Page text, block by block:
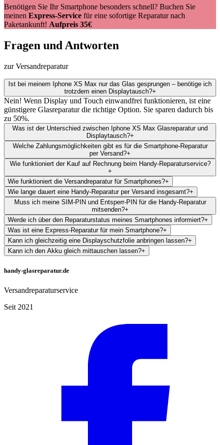
Benötigen Sie Ihr Smartphone besonders schnell? Buchen Sie
meinen Express-Service für eine sofortige Reparatur nach
Paketankunft! Aufpreis 35€
Fragen und Antworten
zur Versandreparatur
Ist bei meinem Iphone XS Max nur das Glas gesprungen – benötige ich
trotzdem einen Displaytausch?+
Nein! Wenn Display und Touch einwandfrei funktionieren, ist eine
günstigere Glasreparatur die richtige Option. Sie sparen dadurch bis
zu 50%.
Was ist der Unterschied zwischen Iphone XS Max Glasreparatur und
Displaytausch?+
Welche Zahlungsmöglichkeiten gibt es für die Smartphone-Reparatur
per Versand?+
Wie funktioniert der Kauf auf Rechnung beim Handy-Reparaturservice?
+
Wie funktioniert die Versandreparatur für Smartphones?+
Wie lange dauert eine Handy-Reparatur per Versand insgesamt?+
Muss ich meine SIM-PIN und Entsperr-PIN für die Handy-Reparatur
mitsenden?+
Werde ich über den Reparaturstatus meines Smartphones informiert?+
Was ist eine Express-Reparatur für mein Smartphone?+
Kann ich gleichzeitig eine Displayschutzfolie anbringen lassen?+
Kann ich den Akku gleich mittauschen lassen?+
handy-glasreparatur.de
Versandreparaturservice
Seit 2021